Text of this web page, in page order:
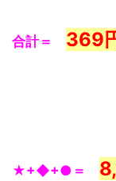
合計＝ 369
★+◆+●＝